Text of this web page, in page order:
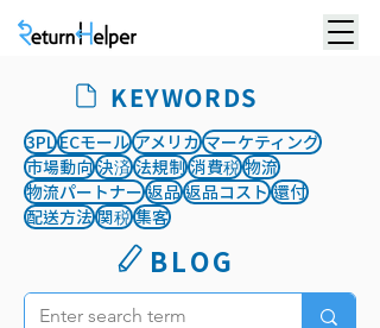
KEYWORDS
3PL ECモール アメリカ マーケティング
市場動向 決済 法規制 消費税 物流
物流パートナー 返品 返品コスト 還付
配送方法 関税 集客
BLOG